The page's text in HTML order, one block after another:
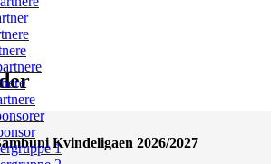
1
Kvindeligaen 2026/2027